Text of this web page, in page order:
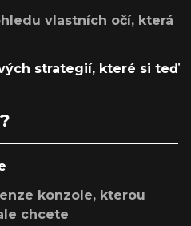
vlastních očí, která
strategií, které si teď
konzole, kterou
chcete